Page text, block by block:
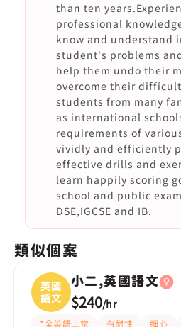
than ten
professional
know and understand
student's problems
help them undo their
overcome their
students from many
as international
requirements of
vividly and efficiently
effective drills and
learn happily scoring
school and public
DSE,IGCSE and IB.
類似個案
英國
語文
小二,英國語文
$240/hr
*全英語上堂 有耐性 細心